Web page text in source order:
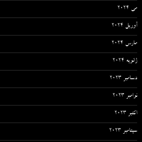
می 2024
آوریل 2024
مارس 2024
ژانویه 2024
دسامبر 2023
نوامبر 2023
اکتبر 2023
سپتامبر 2023